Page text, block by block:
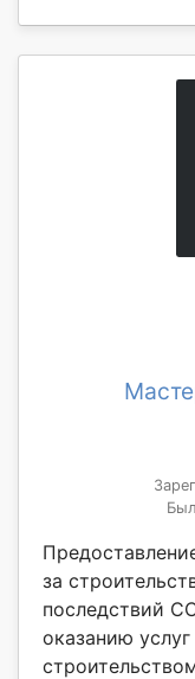
за
последствий
оказанию